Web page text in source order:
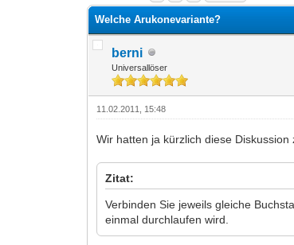
Welche Arukonevariante?
berni
Universallöser
11.02.2011, 15:48
Wir hatten ja kürzlich diese
Zitat:
Verbinden Sie jeweils gleiche
einmal durchlaufen wird.